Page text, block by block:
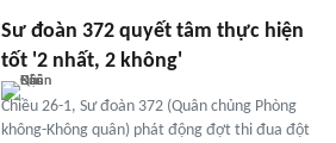
Sư đoàn 372 quyết tâm thực hiện
tốt '2 nhất, 2 không'
Chiều 26-1, Sư đoàn 372 (Quân chủng Phòng
không-Không quân) phát động đợt thi đua đột